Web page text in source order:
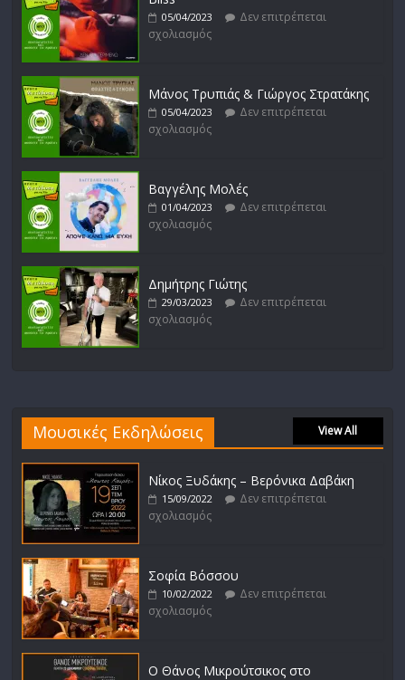
05/04/2023
Δεν επιτρέπεται
σχολιασμός
Μάνος Τρυπιάς & Γιώργος Στρατάκης
05/04/2023
Δεν επιτρέπεται
σχολιασμός
Βαγγέλης Μολές
01/04/2023
Δεν επιτρέπεται
σχολιασμός
Δημήτρης Γιώτης
29/03/2023
Δεν επιτρέπεται
σχολιασμός
Μουσικές Εκδηλώσεις View All
Νίκος Ξυδάκης – Βερόνικα Δαβάκη
15/09/2022
Δεν επιτρέπεται
σχολιασμός
Σοφία Βόσσου
10/02/2022
Δεν επιτρέπεται
σχολιασμός
Ο Θάνος Μικρούτσικος στο